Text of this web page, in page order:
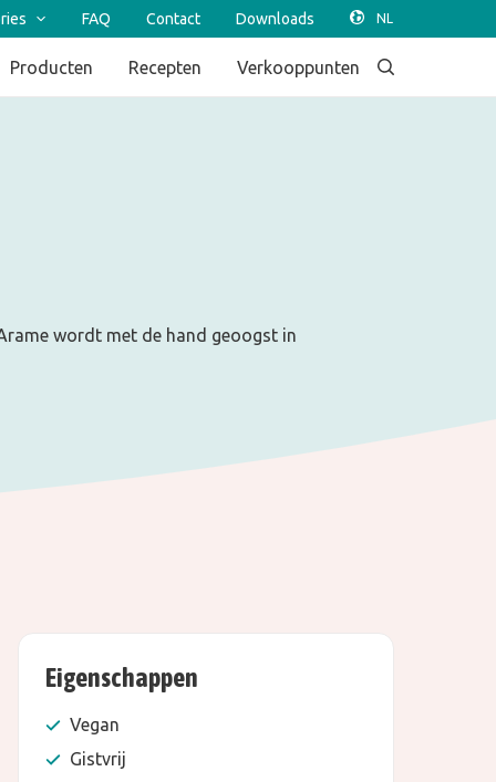
FAQ Contact Downloads
Producten Recepten Verkooppunten
wordt met de hand geoogst in
Eigenschappen
Vegan
Gistvrij